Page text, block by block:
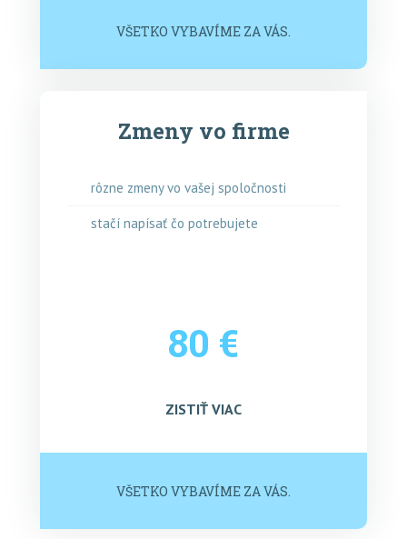
VŠETKO VYBAVÍME ZA VÁS.
Zmeny vo firme
rôzne zmeny vo vašej spoločnosti
stačí napísať čo potrebujete
80 €
ZISTIŤ VIAC
VŠETKO VYBAVÍME ZA VÁS.